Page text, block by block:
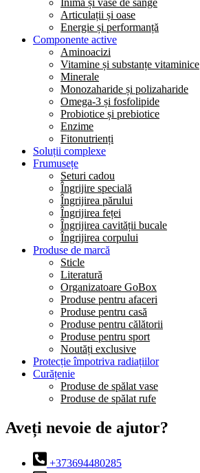
Inimă și vase de sânge
Articulații și oase
Energie și performanță
Componente active
Aminoacizi
Vitamine și substanțe vitaminice
Minerale
Monozaharide și polizaharide
Omega-3 și fosfolipide
Probiotice și prebiotice
Enzime
Fitonutrienți
Soluții complexe
Frumusețe
Seturi cadou
Îngrijire specială
Îngrijirea părului
Îngrijirea feței
Îngrijirea cavității bucale
Îngrijirea corpului
Produse de marcă
Sticle
Literatură
Organizatoare GoBox
Produse pentru afaceri
Produse pentru casă
Produse pentru călătorii
Produse pentru sport
Noutăți exclusive
Protecție împotriva radiațiilor
Curățenie
Produse de spălat vase
Produse de spălat rufe
Aveți nevoie de ajutor?
+373694480285